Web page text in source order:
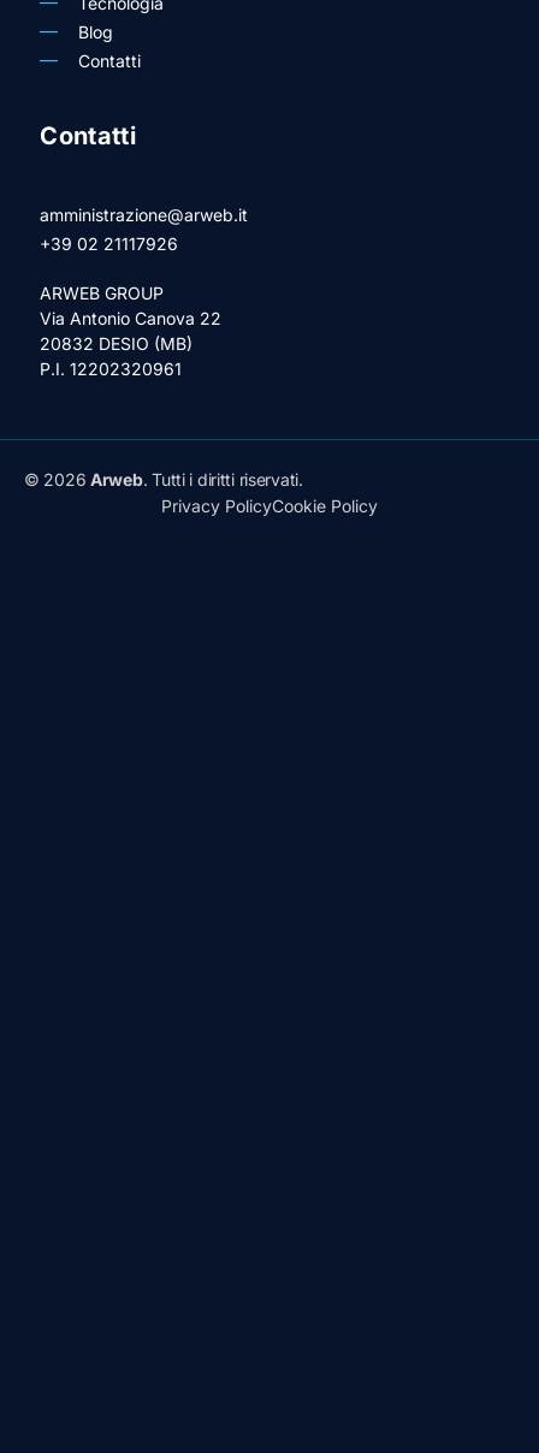
Blog
Contatti
Contatti
amministrazione@arweb.it
+39 02 21117926
ARWEB GROUP
Via Antonio Canova 22
20832 DESIO (MB)
P.I. 12202320961
© 2026Arweb. Tutti i diritti riservati.
Privacy PolicyCookie Policy